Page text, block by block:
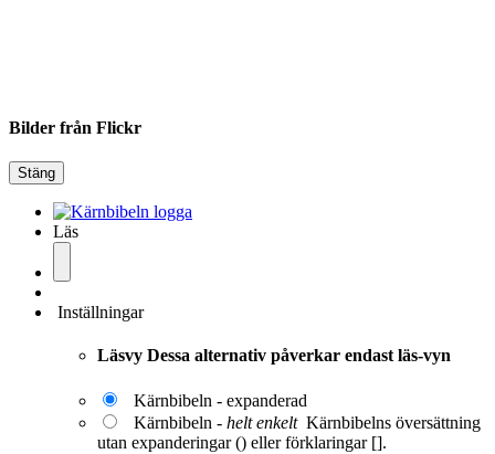
Bilder från Flickr
Stäng
Läs
Inställningar
Läsvy Dessa alternativ påverkar endast läs-vyn
Kärnbibeln - expanderad
Kärnbibeln - helt enkelt Kärnbibelns översättning
utan expanderingar () eller förklaringar [].